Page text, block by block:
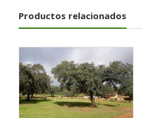
Productos relacionados